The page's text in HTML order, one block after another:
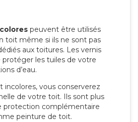
peuvent être utilisés
toit même si ils ne sont pas
aux toitures. Les vernis
les tuiles de votre
d’eau.
incolores, vous conserverez
de votre toit. Ils sont plus
protection complémentaire
peinture de toit.